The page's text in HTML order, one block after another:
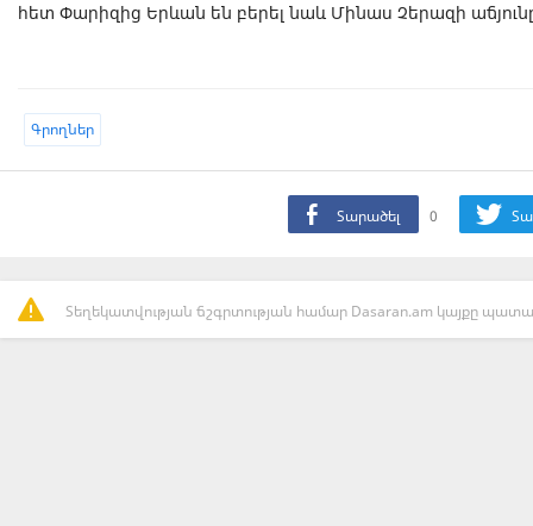
հետ Փարիզից Երևան են բերել նաև Մինաս Չերազի
Գրողներ
Տարածել 0
Տեղեկատվության ճշգրտության համար Dasaran.am կայքը